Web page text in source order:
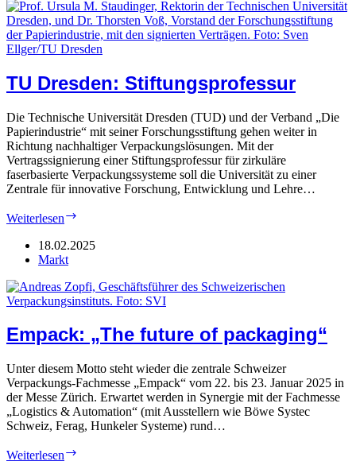
TU Dresden: Stiftungsprofessur
Die Technische Universität Dresden (TUD) und der Verband „Die
Papierindustrie“ mit seiner Forschungsstiftung gehen weiter in
Richtung nachhaltiger Verpackungslösungen. Mit der
Vertragssignierung einer Stiftungsprofessur für zirkuläre
faserbasierte Verpackungssysteme soll die Universität zu einer
Zentrale für innovative Forschung, Entwicklung und Lehre…
Weiterlesen
Stiftungsprofessur
18.02.2025
Markt
Empack: „The future of packaging“
Unter diesem Motto steht wieder die zentrale Schweizer
Verpackungs-Fachmesse „Empack“ vom 22. bis 23. Januar 2025 in
der Messe Zürich. Erwartet werden in Synergie mit der Fachmesse
„Logistics & Automation“ (mit Ausstellern wie Böwe Systec
Schweiz, Ferag, Hunkeler Systeme) rund…
Weiterlesen